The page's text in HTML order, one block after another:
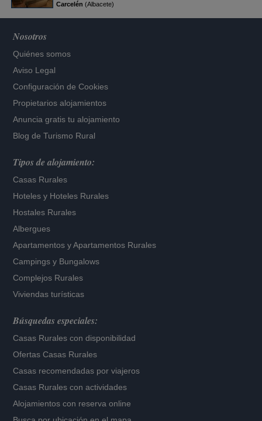
Carcelén (Albacete)
Nosotros
Quiénes somos
Aviso Legal
Configuración de Cookies
Propietarios alojamientos
Anuncia gratis tu alojamiento
Blog de Turismo Rural
Tipos de alojamiento:
Casas Rurales
Hoteles y Hoteles Rurales
Hostales Rurales
Albergues
Apartamentos yApartamentos Rurales
Campings y Bungalows
Complejos Rurales
Viviendas turísticas
Búsquedas especiales:
Casas Rurales con disponibilidad
Ofertas Casas Rurales
Casas recomendadas por viajeros
Casas Rurales con actividades
Alojamientos con reserva online